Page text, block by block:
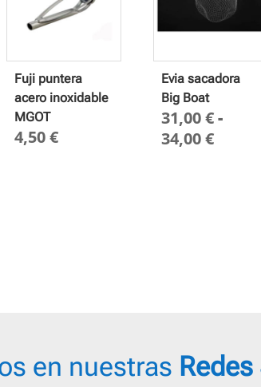
Fuji puntera
acero inoxidable
MGOT
4,50€
Evia sacadora
Big Boat
31,00€-
34,00€Rango
en nuestras